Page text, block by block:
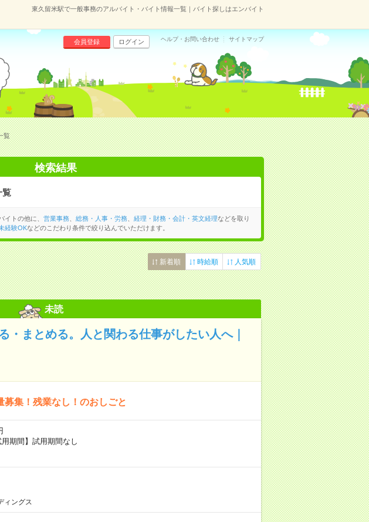
東久留米駅で一般事務のアルバイト・バイト情報一覧｜バイト探しはエンバイト
会員登録 ログイン ヘルプ・お問い合わせ サイトマップ
覧
検索結果
覧
トの他に、 営業事務、 総務・人事・労務、 経理・財務・会計・英文経理などを取り
経験OKなどのこだわり条件で絞り込んでいただけます。
新着順 時給順 人気順
未読
・まとめる。人と関わる仕事がしたい人へ｜
集！残業なし！のおしごと
期間】試用期間なし
ィングス